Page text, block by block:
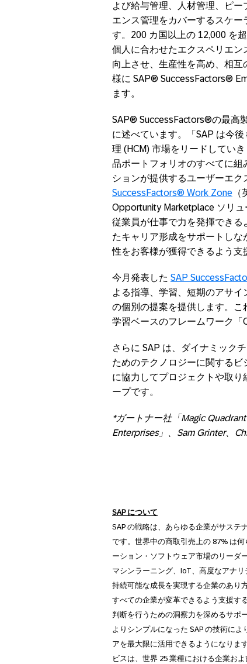
よび給与管理、人材管理、ピ
エンス管理をカバーするスケ
す。200 カ国以上の 12,000 を
個人に合わせたエクスペリエ
向上させ、生産性を高め、相
様に SAP® SuccessFactors®
ます。
SAP® SuccessFactors®の最高
に述べています。「SAP は今
理 (HCM) 市場をリードしてい
品ポートフォリオのすべてに組
ションが提供するユーザーエク
SuccessFactors® Work Zone
Opportunity Marketplace ソリ
従業員が仕事で力を発揮でき
たキャリア形成をサポートし
性をお客様が獲得できるよう支
今月発表した SAP
よる指導、学習、短期のアサ
の個別の提案を提供します。
学習ベースのフレームワーク「
さらに SAP は、ダイナミック
ためのテクノロジーに関する
に協力してプロジェクトや取
ープです。
*ガートナー社「 Magic
Enterprises」、 Sam Grinter、
SAP について
SAP の戦略は、あらゆる企業がサステ
です。世界中の商取引売上の 87% は
ーション・ソフトウェア市場のリーダ
マシンラーニング、IoT、高度なアナ
持続可能な成長を実現する企業のあり
すべての企業が変革できるよう支援す
判断を行うための洞察力を深めるサポ
よりシンプルになった SAP の技術に
アを最大限に活用できるようになりま
ビスは、世界 25 業種における企業お